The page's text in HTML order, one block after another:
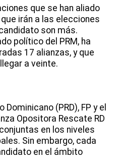
que se han aliado
irán a las elecciones
son más.
político del PRM, ha
17 alianzas, y que
a veinte.
(PRD), FP y el
Opositora Rescate RD
en los niveles
Sin embargo, cada
en el ámbito